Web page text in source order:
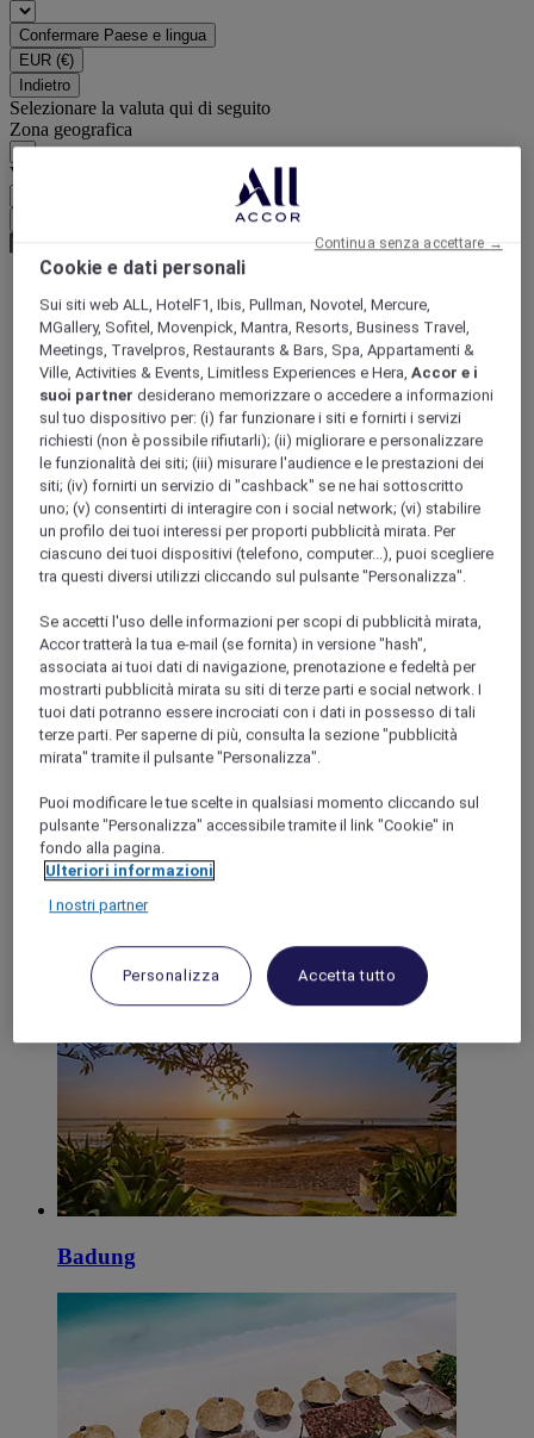
Confermare Paese e lingua
EUR (€)
Indietro
Selezionare la valuta qui di seguito
Zona geografica
Valuta
World
Asia
Indonesia
PETITES ILES DE LA SONDE
Bali
Seminyak
Tanjung Benoa
Legian
Badung
Cookie e dati personali
Sui siti web ALL, HotelF1, Ibis, Pullman, Novotel, Mercure,
MGallery, Sofitel, Movenpick, Mantra, Resorts, Business Travel,
Meetings, Travelpros, Restaurants & Bars, Spa, Appartamenti &
Ville, Activities & Events, Limitless Experiences e Hera,Accor e i
suoi partner desiderano memorizzare o accedere a informazioni
sul tuo dispositivo per: (i) far funzionare i siti e fornirti i servizi
richiesti (non è possibile rifiutarli); (ii) migliorare e personalizzare
le funzionalità dei siti; (iii) misurare l'audience e le prestazioni dei
siti; (iv) fornirti un servizio di "cashback" se ne hai sottoscritto
uno; (v) consentirti di interagire con i social network; (vi) stabilire
un profilo dei tuoi interessi per proporti pubblicità mirata. Per
ciascuno dei tuoi dispositivi (telefono, computer...), puoi scegliere
tra questi diversi utilizzi cliccando sul pulsante "Personalizza".
Se accetti l'uso delle informazioni per scopi di pubblicità mirata,
Accor tratterà la tua e-mail (se fornita) in versione "hash",
associata ai tuoi dati di navigazione, prenotazione e fedeltà per
mostrarti pubblicità mirata su siti di terze parti e social network. I
tuoi dati potranno essere incrociati con i dati in possesso di tali
terze parti. Per saperne di più, consulta la sezione "pubblicità
mirata" tramite il pulsante "Personalizza".
Puoi modificare le tue scelte in qualsiasi momento cliccando sul
pulsante "Personalizza" accessibile tramite il link "Cookie" in
fondo alla pagina.
Ulteriori informazioni
I nostri partner
Personalizza Accetta tutto
Continua senza accettare →